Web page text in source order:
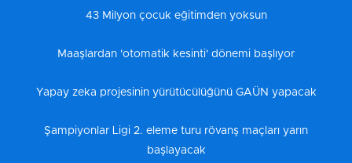
43 Milyon çocuk eğitimden yoksun
Maaşlardan 'otomatik kesinti' dönemi başlıyor
Yapay zeka projesinin yürütücülüğünü GAÜN yapacak
Şampiyonlar Ligi 2. eleme turu rövanş maçları yarın
başlayacak